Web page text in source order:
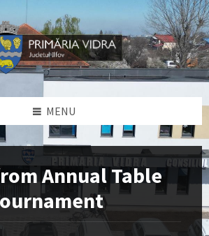
MENU
Annual Table